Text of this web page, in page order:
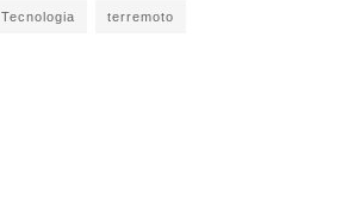
Tecnologia terremoto